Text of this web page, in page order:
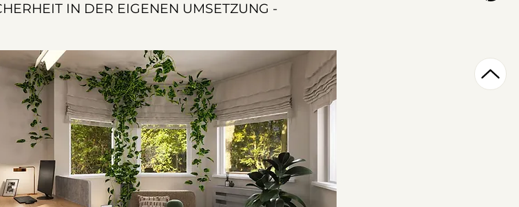
IN DER EIGENEN UMSETZUNG -